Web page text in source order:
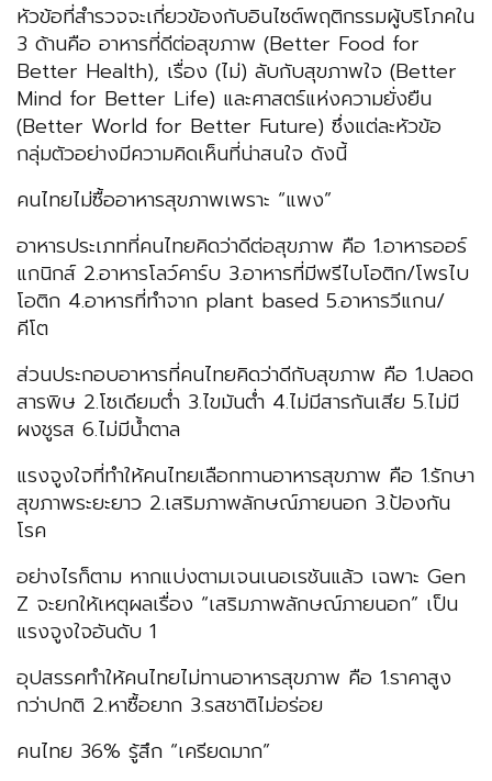
หัวข้อที่สำรวจจะเกี่ยวข้องกับอินไซต์พฤติกรรมผู้บริโภคใน
3 ด้านคือ อาหารที่ดีต่อสุขภาพ (Better Food for
Better Health), เรื่อง (ไม่) ลับกับสุขภาพใจ (Better
Mind for Better Life) และศาสตร์แห่งความยั่งยืน
(Better World for Better Future) ซึ่งแต่ละหัวข้อ
กลุ่มตัวอย่างมีความคิดเห็นที่น่าสนใจ ดังนี้
คนไทยไม่ซื้ออาหารสุขภาพเพราะ “แพง”
อาหารประเภทที่คนไทยคิดว่าดีต่อสุขภาพ คือ 1.อาหารออร์
แกนิกส์ 2.อาหารโลว์คาร์บ 3.อาหารที่มีพรีไบโอติก/โพรไบ
โอติก 4.อาหารที่ทำจาก plant based 5.อาหารวีแกน/
คีโต
ส่วนประกอบอาหารที่คนไทยคิดว่าดีกับสุขภาพ คือ 1.ปลอด
สารพิษ 2.โซเดียมต่ำ 3.ไขมันต่ำ 4.ไม่มีสารกันเสีย 5.ไม่มี
ผงชูรส 6.ไม่มีน้ำตาล
แรงจูงใจที่ทำให้คนไทยเลือกทานอาหารสุขภาพ คือ 1.รักษา
สุขภาพระยะยาว 2.เสริมภาพลักษณ์ภายนอก 3.ป้องกัน
โรค
อย่างไรก็ตาม หากแบ่งตามเจนเนอเรชันแล้ว เฉพาะ Gen
Z จะยกให้เหตุผลเรื่อง “เสริมภาพลักษณ์ภายนอก” เป็น
แรงจูงใจอันดับ 1
อุปสรรคทำให้คนไทยไม่ทานอาหารสุขภาพ คือ 1.ราคาสูง
กว่าปกติ 2.หาซื้อยาก 3.รสชาติไม่อร่อย
คนไทย 36% รู้สึก “เครียดมาก”